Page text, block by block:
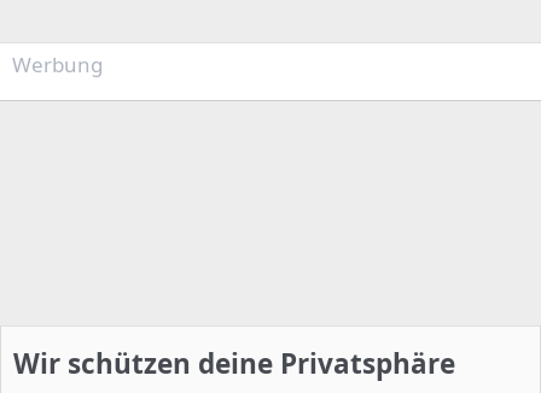
Werbung
Wir schützen deine Privatsphäre